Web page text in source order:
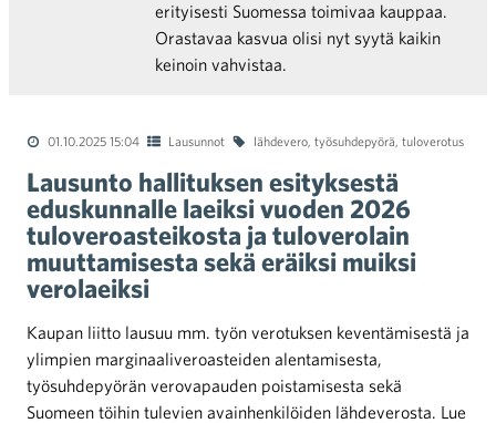
erityisesti Suomessa toimivaa kauppaa.
Orastavaa kasvua olisi nyt syytä kaikin
keinoin vahvistaa.
01.10.2025 15:04 Lausunnot lähdevero, työsuhdepyörä, tuloverotus
Lausunto hallituksen esityksestä
eduskunnalle laeiksi vuoden 2026
tuloveroasteikosta ja tuloverolain
muuttamisesta sekä eräiksi muiksi
verolaeiksi
Kaupan liitto lausuu mm. työn verotuksen keventämisestä ja
ylimpien marginaaliveroasteiden alentamisesta,
työsuhdepyörän verovapauden poistamisesta sekä
Suomeen töihin tulevien avainhenkilöiden lähdeverosta. Lue